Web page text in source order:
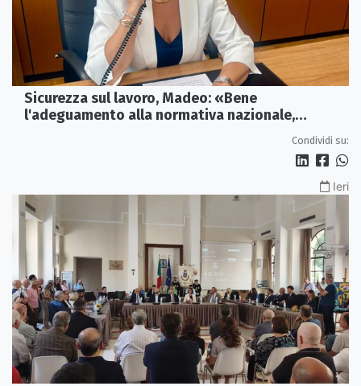
Sicurezza sul lavoro, Madeo: «Bene
l'adeguamento alla normativa nazionale,
Condividi su:
Ieri